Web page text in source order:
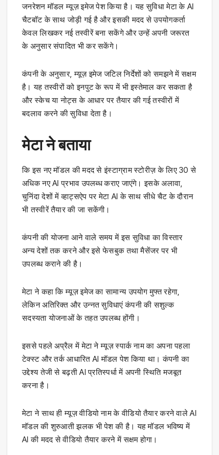
जनरेशन मॉडल म्यूज़ इमेज पेश किया है। यह सुविधा मेटा के AI
चैटबॉट के साथ जोड़ी गई है और इसकी मदद से उपयोगकर्ता
केवल लिखकर नई तस्वीरें बना सकेंगे और उन्हें अपनी जरूरत
के अनुसार संपादित भी कर सकेंगे।
कंपनी के अनुसार, म्यूज़ इमेज जटिल निर्देशों को समझने में सक्षम
है। यह तस्वीरों को इनपुट के रूप में भी इस्तेमाल कर सकता है
और स्केच या नोट्स के आधार पर तैयार की गई तस्वीरों में
बदलाव करने की सुविधा देता है।
मेटा ने बताया
कि इस नए मॉडल की मदद से इंस्टाग्राम स्टोरीज़ के लिए 30 से
अधिक नए AI प्रभाव उपलब्ध कराए जाएंगे। इसके अलावा,
चुनिंदा देशों में व्हाट्सऐप पर मेटा AI के साथ सीधे चैट के दौरान
भी तस्वीरें तैयार की जा सकेंगी।
कंपनी की योजना आने वाले समय में इस सुविधा का विस्तार
अन्य देशों तक करने और इसे फेसबुक तथा मैसेंजर पर भी
उपलब्ध कराने की है।
मेटा ने कहा कि म्यूज़ इमेज का सामान्य उपयोग मुफ्त रहेगा,
लेकिन अतिरिक्त और उन्नत सुविधाएं कंपनी की सशुल्क
सदस्यता योजनाओं के तहत उपलब्ध होंगी।
इससे पहले अप्रैल में मेटा ने म्यूज़ स्पार्क नाम का अपना पहला
टेक्स्ट और तर्क आधारित AI मॉडल पेश किया था। कंपनी का
उद्देश्य तेजी से बढ़ती AI प्रतिस्पर्धा में अपनी स्थिति मजबूत
करना है।
मेटा ने साथ ही म्यूज़ वीडियो नाम के वीडियो तैयार करने वाले AI
मॉडल की शुरुआती झलक भी पेश की है। यह मॉडल भविष्य में
AI की मदद से वीडियो तैयार करने में सक्षम होगा।